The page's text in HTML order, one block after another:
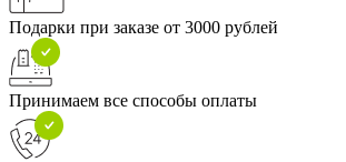
Подарки при заказе от 3000 рублей
Принимаем все способы оплаты